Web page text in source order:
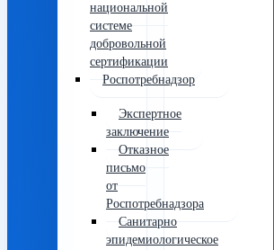
национальной
системе
добровольной
сертификации
Роспотребнадзор
Экспертное
заключение
Отказное
письмо
от
Роспотребнадзора
Санитарно
эпидемиологическое